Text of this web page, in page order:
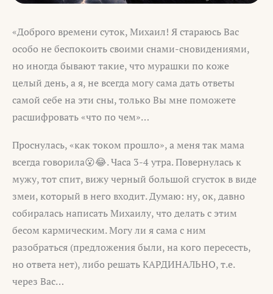
«Доброго времени суток, Михаил! Я стараюсь Вас
особо не беспокоить своими снами-сновидениями,
но иногда бывают такие, что мурашки по коже
целый день, а я, не всегда могу сама дать ответы
самой себе на эти сны, только Вы мне поможете
расшифровать «что по чем»…
Проснулась, «как током прошло», а меня так мама
всегда говорила😮😂. Часа 3-4 утра. Повернулась к
мужу, тот спит, вижу черный большой сгусток в виде
змеи, который в него входит. Думаю: ну, ок, давно
собиралась написать Михаилу, что делать с этим
бесом кармическим. Могу ли я сама с ним
разобраться (предложения были, на кого пересесть,
но ответа нет), либо решать КАРДИНАЛЬНО, т.е.
через Вас…